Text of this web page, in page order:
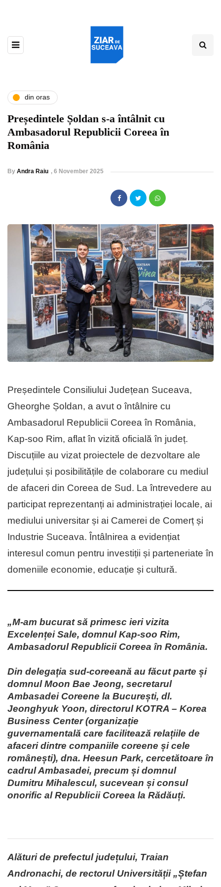
din oras
Președintele Șoldan s-a întâlnit cu
Ambasadorul Republicii Coreea în
România
By Andra Raiu , 6 November 2025
Președintele Consiliului Județean Suceava,
Gheorghe Șoldan, a avut o întâlnire cu
Ambasadorul Republicii Coreea în România,
Kap-soo Rim, aflat în vizită oficială în județ.
Discuțiile au vizat proiectele de dezvoltare ale
județului și posibilitățile de colaborare cu mediul
de afaceri din Coreea de Sud. La întrevedere au
participat reprezentanți ai administrației locale, ai
mediului universitar și ai Camerei de Comerț și
Industrie Suceava. Întâlnirea a evidențiat
interesul comun pentru investiții și parteneriate în
domeniile economie, educație și cultură.
„M-am bucurat să primesc ieri vizita
Excelenței Sale, domnul Kap-soo Rim,
Ambasadorul Republicii Coreea în România.
Din delegația sud-coreeană au făcut parte și
domnul Moon Bae Jeong, secretarul
Ambasadei Coreene la București, dl.
Jeonghyuk Yoon, directorul KOTRA – Korea
Business Center (organizație
guvernamentală care facilitează relațiile de
afaceri dintre companiile coreene și cele
românești), dna. Heesun Park, cercetătoare în
cadrul Ambasadei, precum și domnul
Dumitru Mihalescul, sucevean și consul
onorific al Republicii Coreea la Rădăuți.
Alături de prefectul județului, Traian
Andronachi, de rectorul Universității „Ștefan